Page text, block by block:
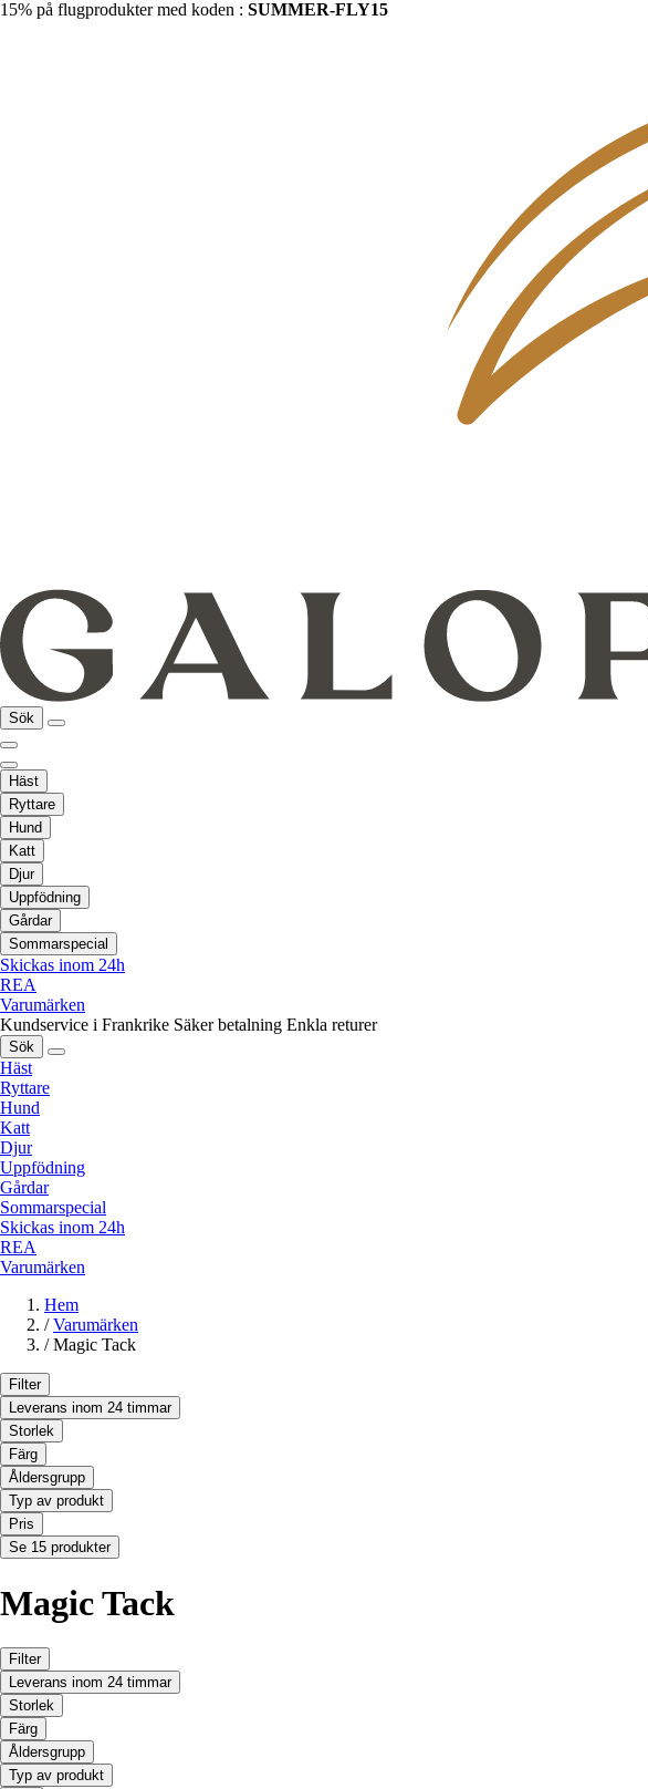
15% på flugprodukter med koden : SUMMER-FLY15
Sök
Häst
Ryttare
Hund
Katt
Djur
Uppfödning
Gårdar
Sommarspecial
Skickas inom 24h
REA
Varumärken
Kundservice i Frankrike Säker betalning Enkla returer
Sök
Häst
Ryttare
Hund
Katt
Djur
Uppfödning
Gårdar
Sommarspecial
Skickas inom 24h
REA
Varumärken
Hem
/ Varumärken
/ Magic Tack
Filter
Leverans inom 24 timmar
Storlek
Färg
Åldersgrupp
Typ av produkt
Pris
Se 15 produkter
Magic Tack
Filter
Leverans inom 24 timmar
Storlek
Färg
Åldersgrupp
Typ av produkt